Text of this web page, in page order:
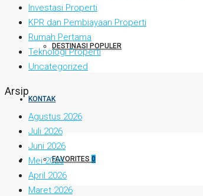
DESTINASI POPULER
KONTAK
FAVORITES 0
Investasi Properti
KPR dan Pembiayaan Properti
Rumah Pertama
Teknologi Properti
Uncategorized
Arsip
Agustus 2026
Juli 2026
Juni 2026
Mei 2026
April 2026
Maret 2026